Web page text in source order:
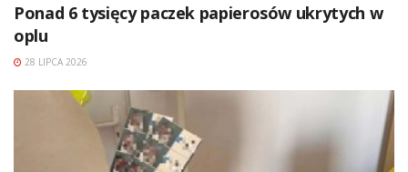
Ponad 6 tysięcy paczek papierosów ukrytych w
oplu
28 LIPCA 2026